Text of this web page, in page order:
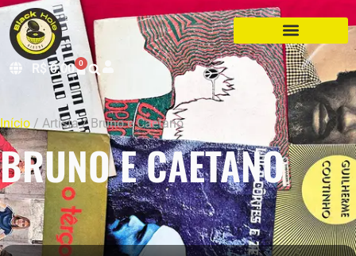
R$0,00 0
Início / Artista / Bruno e Caetano
BRUNO E CAETANO